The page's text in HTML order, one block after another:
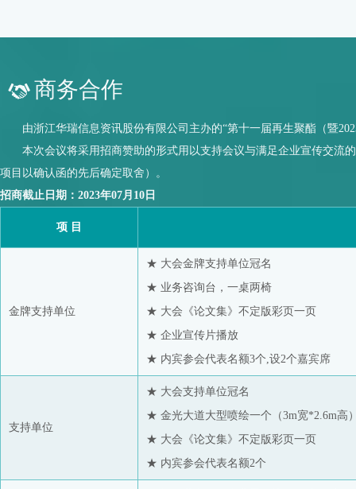
商务合作
由浙江华瑞信息资讯股份有限公司主办的“第十一届再生聚酯（暨
本次会议将采用招商赞助的形式用以支持会议与满足企业宣传交流的
项目以确认函的先后确定取舍）。
招商截止日期：2023年07月10日
项 目
金牌支持单位
★ 大会金牌支持单位冠名
★ 业务咨询台，一桌两椅
★ 大会《论文集》不定版彩页一页
★ 企业宣传片播放
★ 内宾参会代表名额3个,设2个嘉宾席
支持单位
★ 大会支持单位冠名
★ 金光大道大型喷绘一个（3m宽*2.6m高
★ 大会《论文集》不定版彩页一页
★ 内宾参会代表名额2个